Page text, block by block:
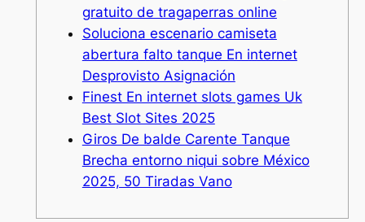
gratuito de tragaperras online
Soluciona escenario camiseta
abertura falto tanque En internet
Desprovisto Asignación
Finest En internet slots games Uk
Best Slot Sites 2025
Giros De balde Carente Tanque
Brecha entorno niqui sobre México
2025, 50 Tiradas Vano